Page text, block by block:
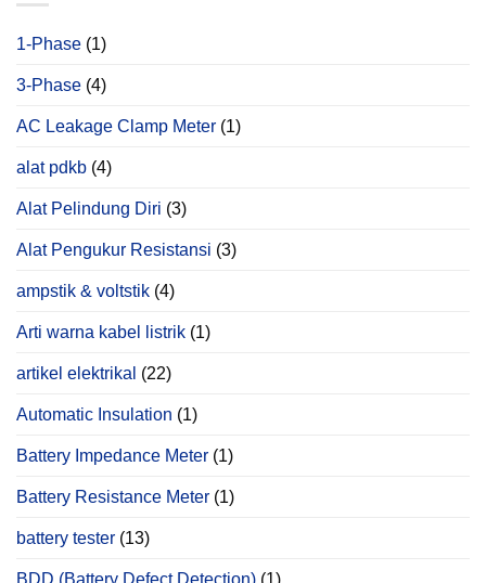
1-Phase (1)
3-Phase (4)
AC Leakage Clamp Meter (1)
alat pdkb (4)
Alat Pelindung Diri (3)
Alat Pengukur Resistansi (3)
ampstik & voltstik (4)
Arti warna kabel listrik (1)
artikel elektrikal (22)
Automatic Insulation (1)
Battery Impedance Meter (1)
Battery Resistance Meter (1)
battery tester (13)